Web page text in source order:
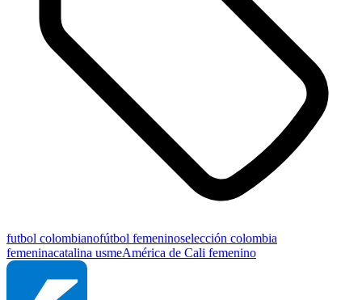
futbol colombianofútbol femeninoselección colombia
femeninacatalina usmeAmérica de Cali femenino